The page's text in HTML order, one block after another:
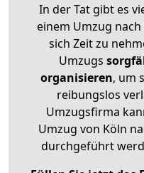
In der Tat gibt es
einem Umzug
sich Zeit zu
Umzugs
organisieren, um
reibungslos
Umzugsfirma
Umzug von Köln
durchgeführt